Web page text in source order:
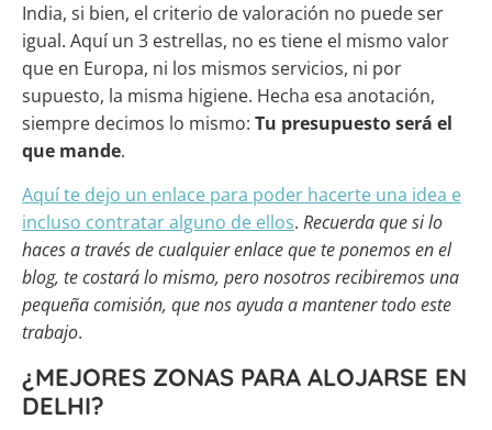
India, si bien, el criterio de valoración no puede ser
igual. Aquí un 3 estrellas, no es tiene el mismo valor
que en Europa, ni los mismos servicios, ni por
supuesto, la misma higiene. Hecha esa anotación,
siempre decimos lo mismo: Tu presupuesto será el
que mande.
Aquí te dejo un enlace para poder hacerte una idea e
incluso contratar alguno de ellos. Recuerda que si lo
haces a través de cualquier enlace que te ponemos en el
blog, te costará lo mismo, pero nosotros recibiremos una
pequeña comisión, que nos ayuda a mantener todo este
trabajo.
¿MEJORES ZONAS PARA ALOJARSE EN
DELHI?